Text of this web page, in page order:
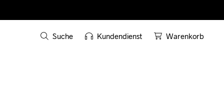
Suche Kundendienst Warenkorb